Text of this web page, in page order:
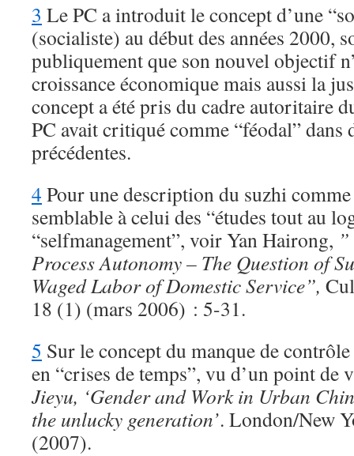
3 Le PC a introduit le concept d’une
(socialiste) au début des années 2000,
publiquement que son nouvel objectif
croissance économique mais aussi la
concept a été pris du cadre autoritaire
PC avait critiqué comme “féodal” dans
précédentes.
4 Pour une description du suzhi
semblable à celui des “études tout au
“selfmanagement”, voir Yan Hairong,
Process Autonomy – The Question of
Waged Labor of Domestic Service”,
18 (1) (mars 2006) : 5-31.
5 Sur le concept du manque de
en “crises de temps”, vu d’un point
Jieyu, ‘Gender and Work in Urban
the unlucky generation’. London/New
(2007).